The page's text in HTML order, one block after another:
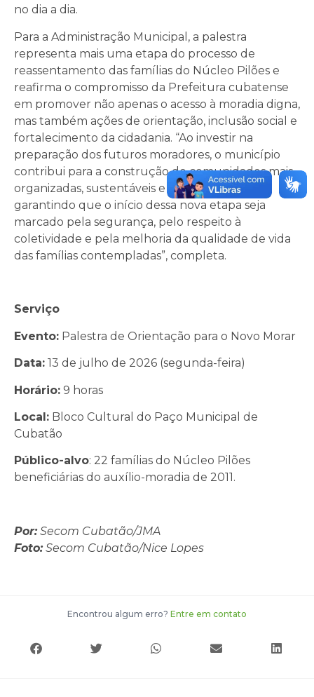
no dia a dia.
Para a Administração Municipal, a palestra
representa mais uma etapa do processo de
reassentamento das famílias do Núcleo Pilões e
reafirma o compromisso da Prefeitura cubatense
em promover não apenas o acesso à moradia digna,
mas também ações de orientação, inclusão social e
fortalecimento da cidadania. “Ao investir na
preparação dos futuros moradores, o município
contribui para a construção de comunidades mais
organizadas, sustentáveis e participativas,
garantindo que o início dessa nova etapa seja
marcado pela segurança, pelo respeito à
coletividade e pela melhoria da qualidade de vida
das famílias contempladas”, completa.
Serviço
Evento: Palestra de Orientação para o Novo Morar
Data: 13 de julho de 2026 (segunda-feira)
Horário: 9 horas
Local: Bloco Cultural do Paço Municipal de
Cubatão
Público-alvo: 22 famílias do Núcleo Pilões
beneficiárias do auxílio-moradia de 2011.
Por:Secom Cubatão/JMA
Foto:Secom Cubatão/Nice Lopes
Encontrou algum erro? Entre em contato